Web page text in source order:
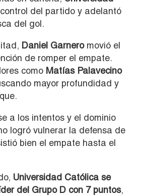
del partido y adelantó
del gol.
Daniel Garneromovió el
de romper el empate.
como Matías Palavecino
mayor profundidad y
a los intentos y el dominio
logró vulnerar la defensa de
bien el empate hasta el
Universidad Católica se
del Grupo D con 7 puntos,